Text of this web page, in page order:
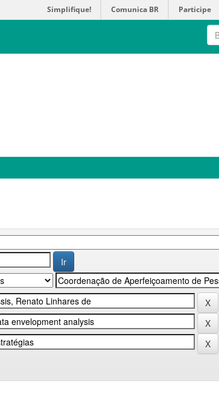
Simplifique! Comunica BR Participe